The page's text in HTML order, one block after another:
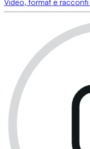
Video, format e racconti